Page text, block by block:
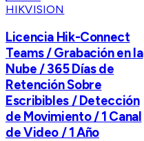
HIKVISION
Licencia Hik-Connect
Teams / Grabación en la
Nube / 365 Días de
Retención Sobre
Escribibles / Detección
de Movimiento / 1 Canal
de Video / 1 Año